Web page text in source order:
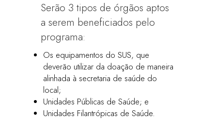
Serão 3 tipos de órgãos aptos
a serem beneficiados pelo
programa:
Os equipamentos do SUS, que
deverão utilizar da doação de maneira
alinhada à secretaria de saúde do
local;
Unidades Públicas de Saúde; e
Unidades Filantrópicas de Saúde.